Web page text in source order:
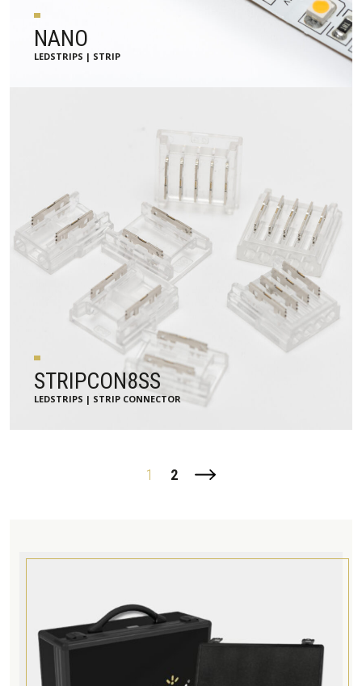
NANO
LEDSTRIPS | STRIP
STRIPCON8SS
LEDSTRIPS | STRIP CONNECTOR
1 2